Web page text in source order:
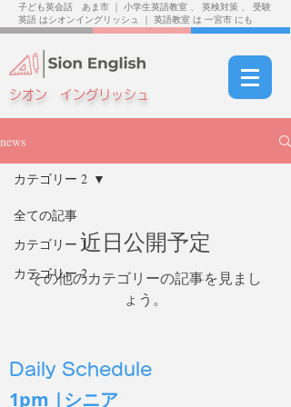
子ども英会話 あま市 ｜ 小学生英語教室 、 英検対策 、 受験
英語 はシオンイングリッシュ ｜ 英語教室 は 一宮市 にも
シオン イングリッシュ
news
全ての記事
カテゴリー 1
カテゴリー 2
カテゴリー 2
近日公開予定
その他のカテゴリーの記事を見まし
ょう。
Daily Schedule
1pm |シニア